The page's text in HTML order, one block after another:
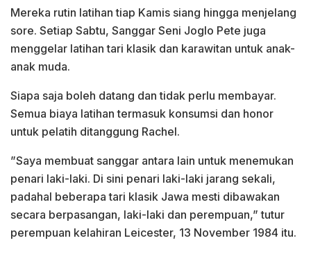
Mereka rutin latihan tiap Kamis siang hingga menjelang
sore. Setiap Sabtu, Sanggar Seni Joglo Pete juga
menggelar latihan tari klasik dan karawitan untuk anak-
anak muda.
Siapa saja boleh datang dan tidak perlu membayar.
Semua biaya latihan termasuk konsumsi dan honor
untuk pelatih ditanggung Rachel.
”Saya membuat sanggar antara lain untuk menemukan
penari laki-laki. Di sini penari laki-laki jarang sekali,
padahal beberapa tari klasik Jawa mesti dibawakan
secara berpasangan, laki-laki dan perempuan,” tutur
perempuan kelahiran Leicester, 13 November 1984 itu.